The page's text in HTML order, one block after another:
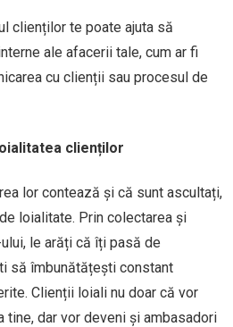
clienților te poate ajuta să
ale afacerii tale, cum ar fi
cu clienții sau procesul de
clienților
lor contează și că sunt ascultați,
loialitate. Prin colectarea și
le arăți că îți pasă de
să îmbunătățești constant
Clienții loiali nu doar că vor
tine, dar vor deveni și ambasadori